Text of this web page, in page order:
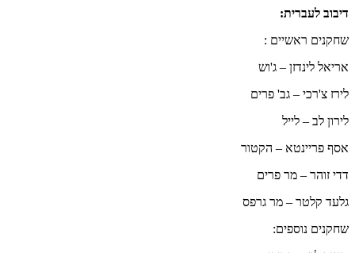
דיבוב לעברית:
שחקנים ראשיים :
אריאל לינדזן – ג'וש
לירז צ'רכי – גב' פרים
לירון לב – לייל
אסף פריינטא – הקטור
דדי זוהר – מר פרים
גלעד קלטר – מר גרפס
שחקנים נוספים: